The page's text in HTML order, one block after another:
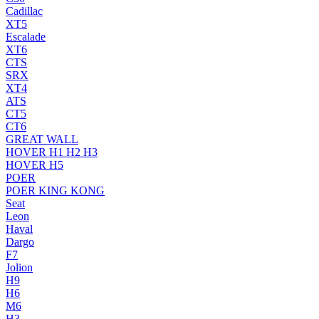
Cadillac
XT5
Escalade
XT6
CTS
SRX
XT4
ATS
CT5
CT6
GREAT WALL
HOVER H1 H2 H3
HOVER H5
POER
POER KING KONG
Seat
Leon
Haval
Dargo
F7
Jolion
H9
H6
M6